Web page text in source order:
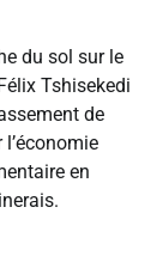
du sol sur le
Tshisekedi
de
l’économie
en